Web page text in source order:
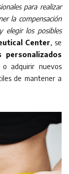
para realizar
la compensación
elegir los posibles
Center, se
personalizados
adquirir nuevos
de mantener a